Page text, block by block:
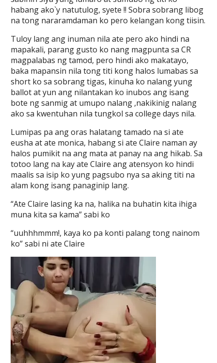
habang ako`y natutulog, syete !! Sobra sobrang libog
na tong nararamdaman ko pero kelangan kong tiisin.
Tuloy lang ang inuman nila ate pero ako hindi na
mapakali, parang gusto ko nang magpunta sa CR
magpalabas ng tamod, pero hindi ako makatayo,
baka mapansin nila tong titi kong halos lumabas sa
short ko sa sobrang tigas, kinuha ko nalang yung
ballot at yun ang nilantakan ko inubos ang isang
bote ng sanmig at umupo nalang ,nakikinig nalang
ako sa kwentuhan nila tungkol sa college days nila.
Lumipas pa ang oras halatang tamado na si ate
eusha at ate monica, habang si ate Claire naman ay
halos pumikit na ang mata at panay na ang hikab. Sa
totoo lang na kay ate Claire ang atensyon ko hindi
maalis sa isip ko yung pagsubo nya sa aking titi na
alam kong isang panaginip lang.
“Ate Claire lasing ka na, halika na buhatin kita ihiga
muna kita sa kama” sabi ko
“uuhhhmmm!, kaya ko pa konti palang tong nainom
ko” sabi ni ate Claire